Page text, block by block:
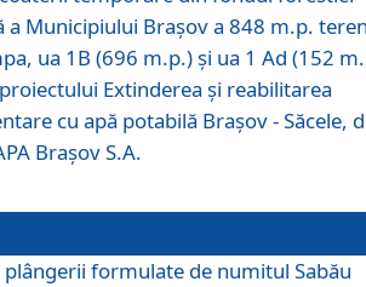
a Municipiului Braşov a 848 m.p.
ua 1B (696 m.p.) şi ua 1 Ad (152
Extinderea şi reabilitarea
cu apă potabilă Braşov - Săcele,
Braşov S.A.
plângerii formulate de numitul Sabău